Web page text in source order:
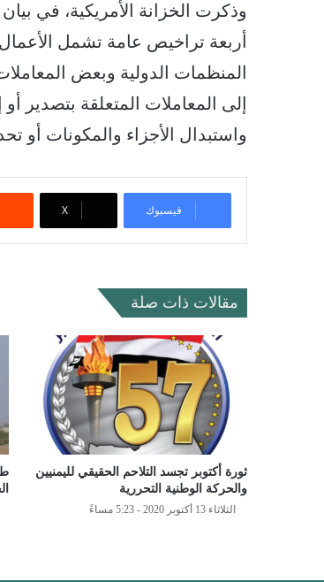
وذكرت الخزانة الأمريكية، في
أربعة تراخيص عامة تشمل
المنظمات الدولية وبعض
إلى المعاملات المتعلقة بتصدير أو
واستبدال الأجزاء والمكونات أو
فيسبوك ‫X
مقالات ذات صلة
ثورة أكتوبر تجسد التلاحم الحقيقي لليمنيين
والحركة الوطنية التحررية
الثلاثاء 13 أكتوبر 2020 - 5:23 مساءً